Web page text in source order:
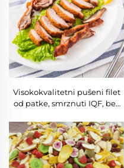
Visokokvalitetni pušeni filet
od patke, smrznuti IQF, bez
niskosolni, za hotelijerstvo,
ketering i kuhanje